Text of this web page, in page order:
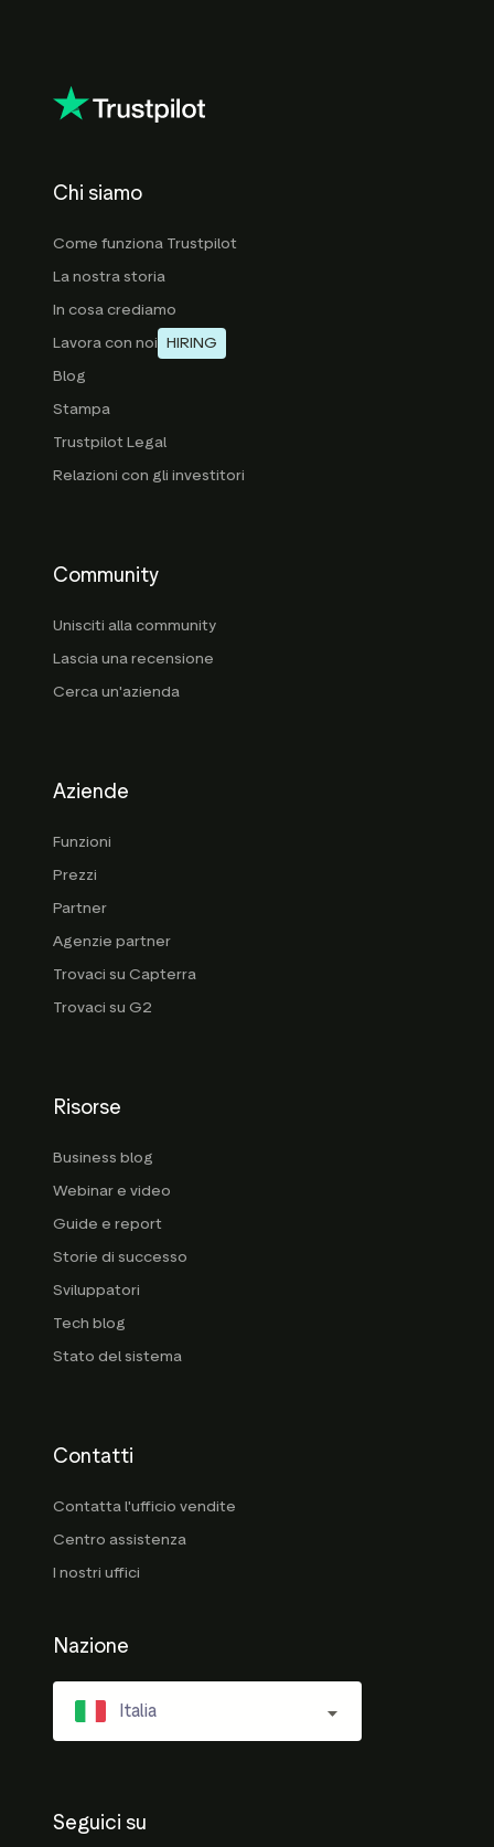
Chi siamo
Come funziona Trustpilot
La nostra storia
In cosa crediamo
Lavora con noi HIRING
Blog
Stampa
Trustpilot Legal
Relazioni con gli investitori
Community
Unisciti alla community
Lascia una recensione
Cerca un'azienda
Aziende
Funzioni
Prezzi
Partner
Agenzie partner
Trovaci su Capterra
Trovaci su G2
Risorse
Business blog
Webinar e video
Guide e report
Storie di successo
Sviluppatori
Tech blog
Stato del sistema
Contatti
Contatta l'ufficio vendite
Centro assistenza
I nostri uffici
Nazione
Italia
Seguici su